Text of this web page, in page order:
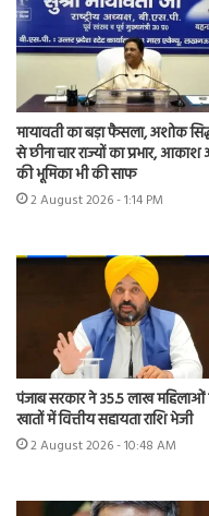
मायावती का बड़ा फैसला, अशोक
से छीना चार राज्यों का प्रभार,
की भूमिका भी की साफ
2 August 2026 - 1:14 PM
पंजाब सरकार ने 35.5 लाख
खातों में वित्तीय सहायता राशि भेजी
2 August 2026 - 10:48 AM